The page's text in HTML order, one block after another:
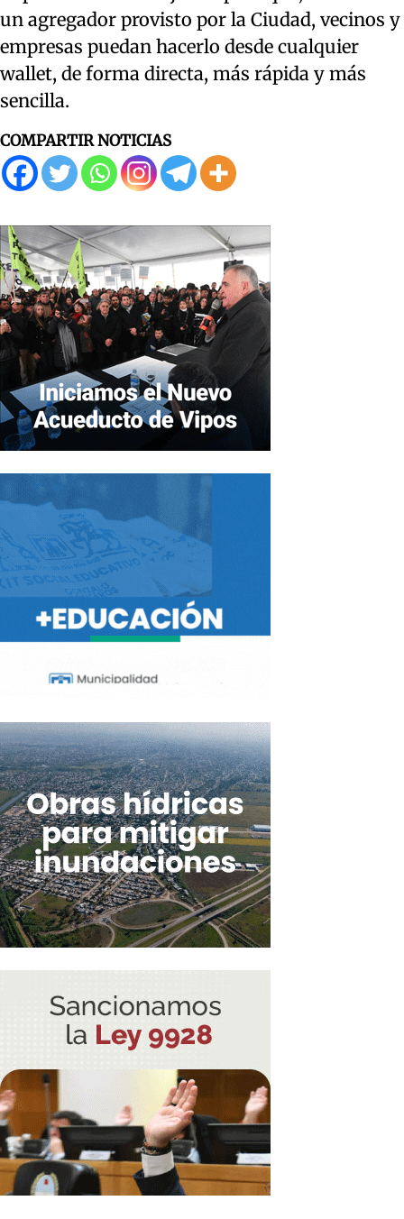
un agregador provisto por la Ciudad, vecinos y
empresas puedan hacerlo desde cualquier
wallet, de forma directa, más rápida y más
sencilla.
COMPARTIR NOTICIAS